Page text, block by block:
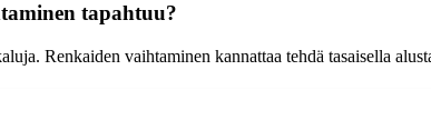
tapahtuu?
Renkaiden vaihtaminen kannattaa tehdä tasaisella